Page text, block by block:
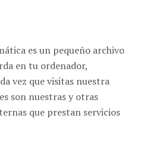
es un pequeño archivo
en tu ordenador,
vez que visitas nuestra
son nuestras y otras
que prestan servicios